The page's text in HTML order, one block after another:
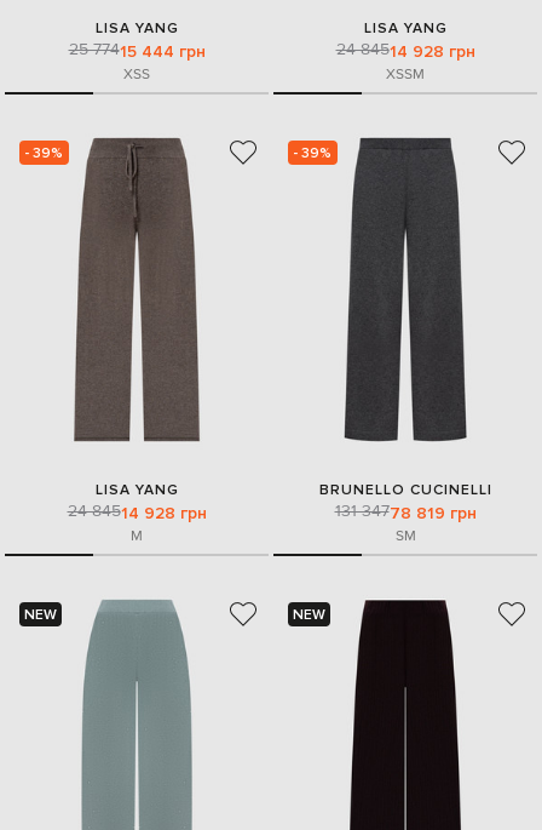
LISA YANG
25 77415 444 грн
XSS
LISA YANG
24 84514 928 грн
XSSM
- 39%
LISA YANG
24 84514 928 грн
M
- 39%
BRUNELLO CUCINELLI
131 34778 819 грн
SM
NEW NEW